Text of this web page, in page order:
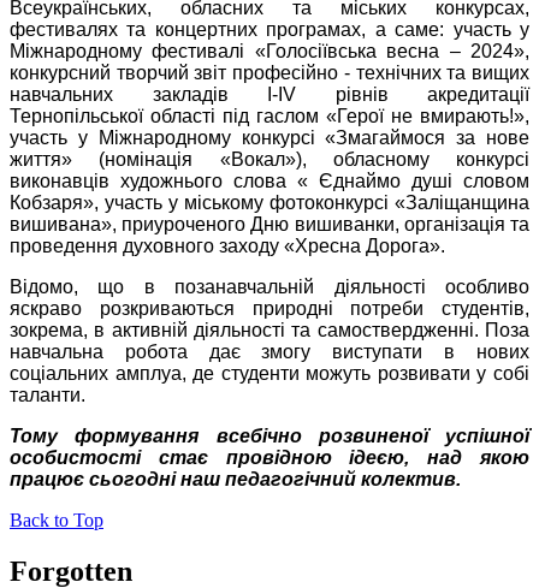
Всеукраїнських, обласних та міських конкурсах,
фестивалях та концертних програмах, а саме: участь у
Міжнародному фестивалі «Голосіївська весна – 2024»,
конкурсний творчий звіт професійно - технічних та вищих
навчальних закладів I-IV рівнів акредитації
Тернопільської області під гаслом «Герої не вмирають!»,
участь у Міжнародному конкурсі «Змагаймося за нове
життя» (номінація «Вокал»), обласному конкурсі
виконавців художнього слова « Єднаймо душі словом
Кобзаря», участь у міському фотоконкурсі «Заліщанщина
вишивана», приуроченого Дню вишиванки, організація та
проведення духовного заходу «Хресна Дорога».
Відомо, що в позанавчальній діяльності особливо
яскраво розкриваються природні потреби студентів,
зокрема, в активній діяльності та самоствердженні. Поза
навчальна робота дає змогу виступати в нових
соціальних амплуа, де студенти можуть розвивати у собі
таланти.
Тому формування всебічно розвиненої успішної
особистості стає провідною ідеєю, над якою
працює сьогодні наш педагогічний колектив.
Back to Top
Forgotten